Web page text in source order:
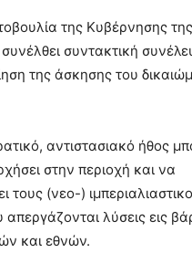
της Κυβέρνησης
συντακτική
της άσκησης του
αντιστασιακό ήθος
στην περιοχή και να
τους (νεο-)
απεργάζονται λύσεις εις
και εθνών.